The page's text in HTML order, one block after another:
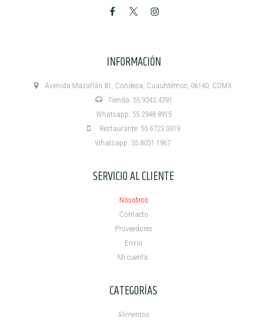
INFORMACIÓN
Avenida Mazatlán 81, Condesa, Cuauhtémoc, 06140, CDMX.
Tienda: 55 9342 4391
Whatsapp: 55 2948 8915
Restaurante: 55 6723 0319
Whatsapp: 55 8051 1967
SERVICIO AL CLIENTE
Nosotros
Contacto
Proveedores
Envío
Mi cuenta ​
CATEGORÍAS
Alimentos